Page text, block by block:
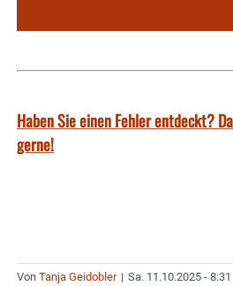
Haben Sie einen Fehler entdeckt?
gerne!
Von Tanja Geidobler | Sa. 11.10.2025 - 8:31